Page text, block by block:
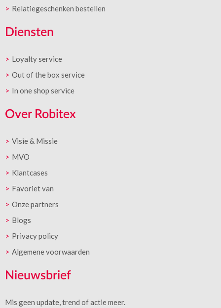
Relatiegeschenken bestellen
Diensten
Loyalty service
Out of the box service
In one shop service
Over Robitex
Visie & Missie
MVO
Klantcases
Favoriet van
Onze partners
Blogs
Privacy policy
Algemene voorwaarden
Nieuwsbrief
Mis geen update, trend of actie meer.